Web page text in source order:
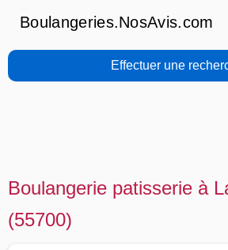
Boulangeries.NosAvis.com
Effectuer une
Boulangerie patisserie à
(55700)